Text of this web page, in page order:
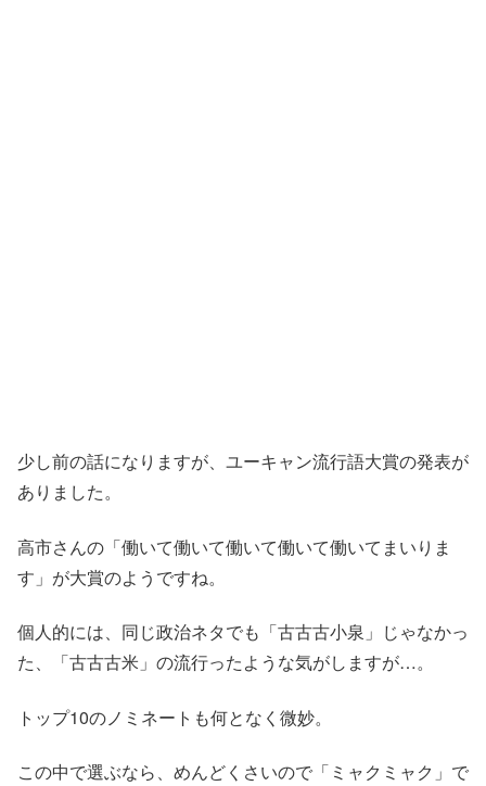
少し前の話になりますが、ユーキャン流行語大賞の発表が
ありました。
高市さんの「働いて働いて働いて働いて働いてまいりま
す」が大賞のようですね。
個人的には、同じ政治ネタでも「古古古小泉」じゃなかっ
た、「古古古米」の流行ったような気がしますが…。
トップ10のノミネートも何となく微妙。
この中で選ぶなら、めんどくさいので「ミャクミャク」で